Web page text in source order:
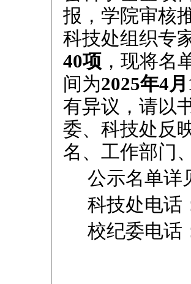
报，学院审核
科技处组织专
40项 ，现将名
间为2025年4
有异议，请以
委、科技处反
名、工作部门
公示名单详
科技处电话
校纪委电话